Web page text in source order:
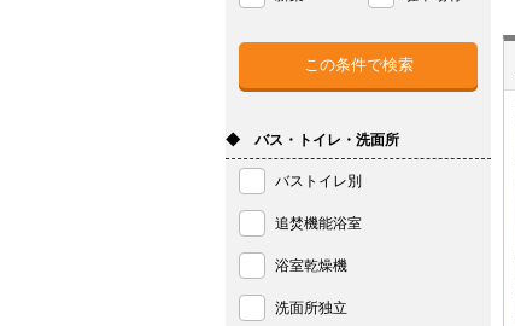
◆ バス・トイレ・洗面所
バストイレ別
追焚機能浴室
浴室乾燥機
洗面所独立